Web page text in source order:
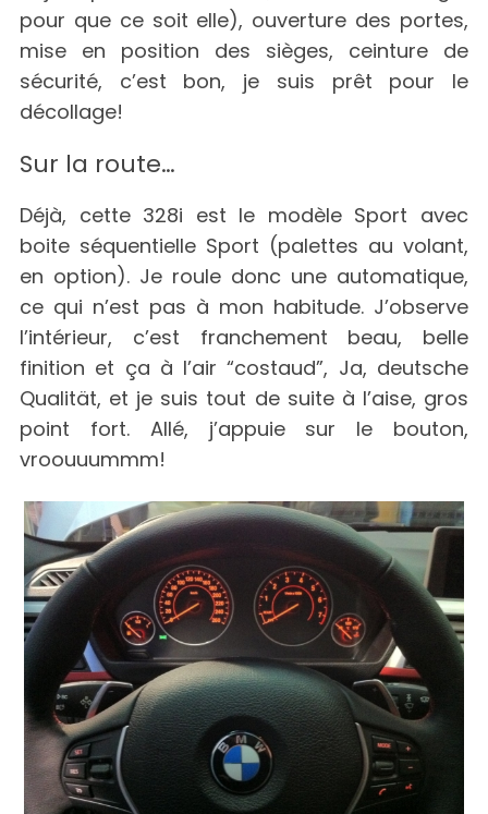
pour que ce soit elle), ouverture des portes,
mise en position des sièges, ceinture de
sécurité, c’est bon, je suis prêt pour le
décollage!
Sur la route…
Déjà, cette 328i est le modèle Sport avec
boite séquentielle Sport (palettes au volant,
en option). Je roule donc une automatique,
ce qui n’est pas à mon habitude. J’observe
l’intérieur, c’est franchement beau, belle
finition et ça à l’air “costaud”, Ja, deutsche
Qualität, et je suis tout de suite à l’aise, gros
point fort. Allé, j’appuie sur le bouton,
vroouuummm!